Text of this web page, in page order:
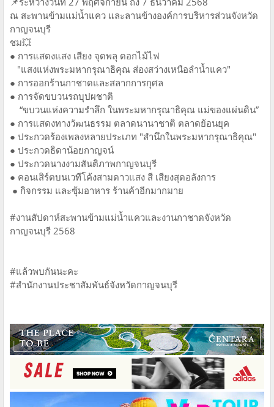
ณ สะพานข้ามแม่น้ำแคว และลานข้างองค์การบริหารส่วนจังหวัด
กาญจนบุรี
ชม💥
● การแสดงแสง เสียง จุดพลุ ดอกไม้ไฟ
"แสงแห่งพระมหากรุณาธิคุณ ส่องสว่างเหนือลำน้ำแคว"
● การออกร้านกาชาดและสลากการกุศล
● การจัดขบวนรถบุปผชาติ
“ขบวนแห่งความรำลึก ในพระมหากรุณาธิคุณ แม่ของแผ่นดิน”
● การแสดงทางวัฒนธรรม ตลาดนานาชาติ ตลาดย้อนยุค
● ประกวดร้องเพลงหลายประเภท "สำนึกในพระมหากรุณาธิคุณ"
● ประกวดธิดาน้อยกาญจน์
● ประกวดนางงามสันติภาพกาญจนบุรี
● คอนเสิร์ตบนเวทีโค้งสามดาวแสง สี เสียงสุดอลังการ
● กิจกรรม และซุ้มอาหาร ร้านค้าอีกมากมาย
#งานสัปดาห์สะพานข้ามแม่น้ำแควและงานกาชาดจังหวัด
กาญจนบุรี 2568
#แล้วพบกันนะคะ
#สำนักงานประชาสัมพันธ์จังหวัดกาญจนบุรี